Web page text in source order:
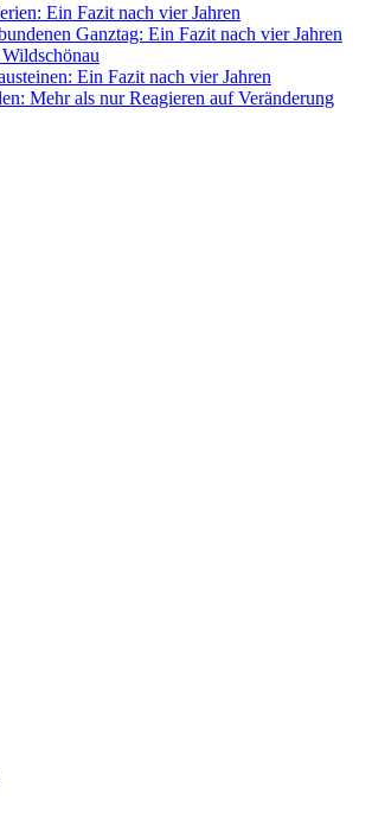
Ein Fazit nach vier Jahren
Ganztag: Ein Fazit nach vier Jahren
Ein Fazit nach vier Jahren
Mehr als nur Reagieren auf Veränderung